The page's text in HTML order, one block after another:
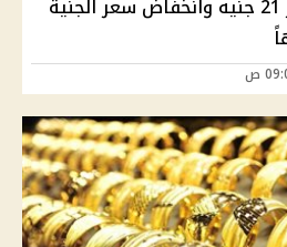
ارتفاع سعر الذهب عيار 21 جنيه وانخفاض سعر الجنية